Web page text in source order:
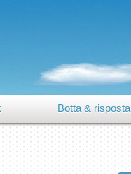
Botta & risposta